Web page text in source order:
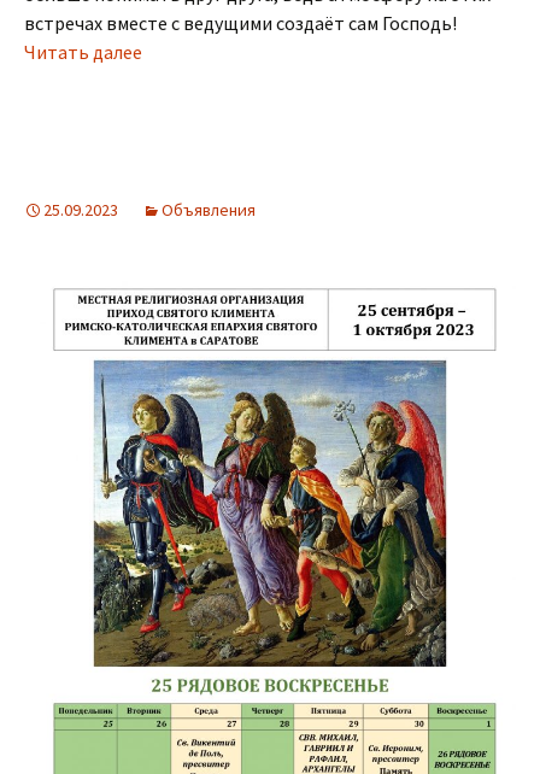
встречах вместе с ведущими создаёт сам Господь!
Читать далее
25.09.2023 Объявления